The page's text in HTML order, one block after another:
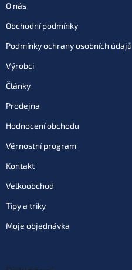
O nás
Obchodní podmínky
Podmínky ochrany osobních údajů
Výrobci
Články
Prodejna
Hodnocení obchodu
Věrnostní program
Kontakt
Velkoobchod
Tipy a triky
Moje objednávka